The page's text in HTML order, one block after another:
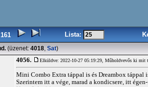
Lista:
(üzenet: 4018, Sat)
4056. Elküldve: 2022-10-27 05:19:29, Műholdvevős ki mit
Mini Combo Extra táppal is és Dreambox táppal
Szerintem itt a vége, marad a kondicsere, itt